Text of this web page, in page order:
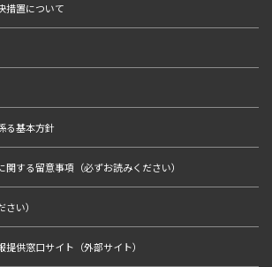
措置について
る基本方針
する留意事項（必ずお読みください）
い）
供窓口サイト（外部サイト）